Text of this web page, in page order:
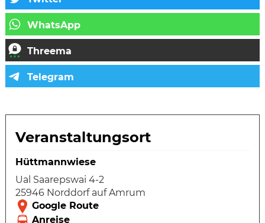
Veranstaltungsort
Hüttmannwiese
Ual Saarepswai 4-2
25946 Norddorf auf Amrum